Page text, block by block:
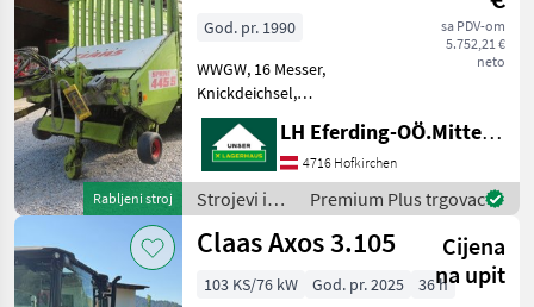
Rabljeni stroj
sa PDV-om
5.752,21 €
neto
God. pr. 1990
WWGW, 16 Messer,
Knickdeichsel,
Dosierwalzen,
Druckluftanlage Broj
osovina: Tandem prikolica,
Tandem osovina, Grubi
pod, Pregibna poteznica,
Stražnji poklopac,
Pneumatska
LH Eferding-OÖ.Mitte, Landtechnik Hofkirchen
4716 Hofkirchen
Strojevi i
oprema za
travu i
Claas
Premium Plus trgovac
Claas Axos 3.105
Cijena
na upit
103 KS/76 kW God. pr. 2025 36 h